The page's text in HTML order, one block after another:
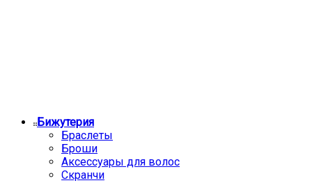
Бижутерия
Браслеты
Броши
Аксессуары для волос
Скранчи